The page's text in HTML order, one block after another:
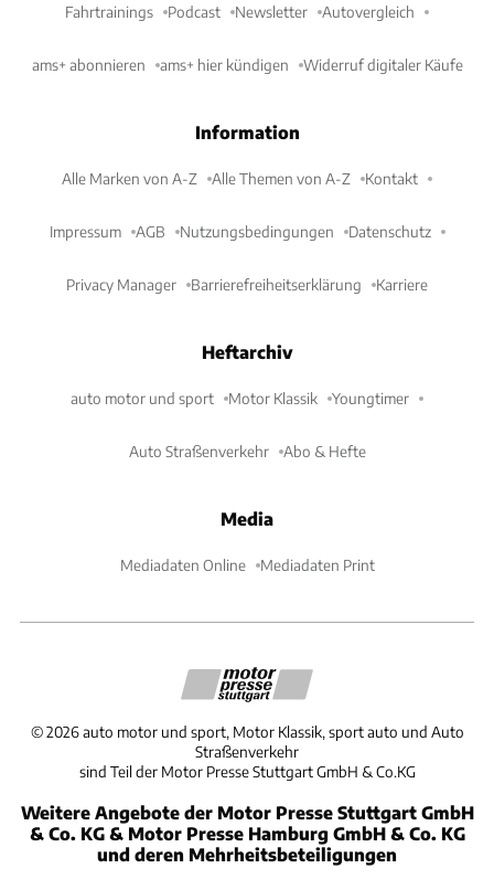
Fahrtrainings Podcast Newsletter Autovergleich
ams+ abonnieren ams+ hier kündigen Widerruf digitaler Käufe
Information
Alle Marken von A-Z Alle Themen von A-Z Kontakt
Impressum AGB Nutzungsbedingungen Datenschutz
Privacy Manager Barrierefreiheitserklärung Karriere
Heftarchiv
auto motor und sport Motor Klassik Youngtimer
Auto Straßenverkehr Abo & Hefte
Media
Mediadaten Online Mediadaten Print
©2026 auto motor und sport, Motor Klassik, sport auto und Auto
Straßenverkehr
sind Teil der Motor Presse Stuttgart GmbH & Co.KG
Weitere Angebote der Motor Presse Stuttgart GmbH
& Co. KG & Motor Presse Hamburg GmbH & Co. KG
und deren Mehrheitsbeteiligungen